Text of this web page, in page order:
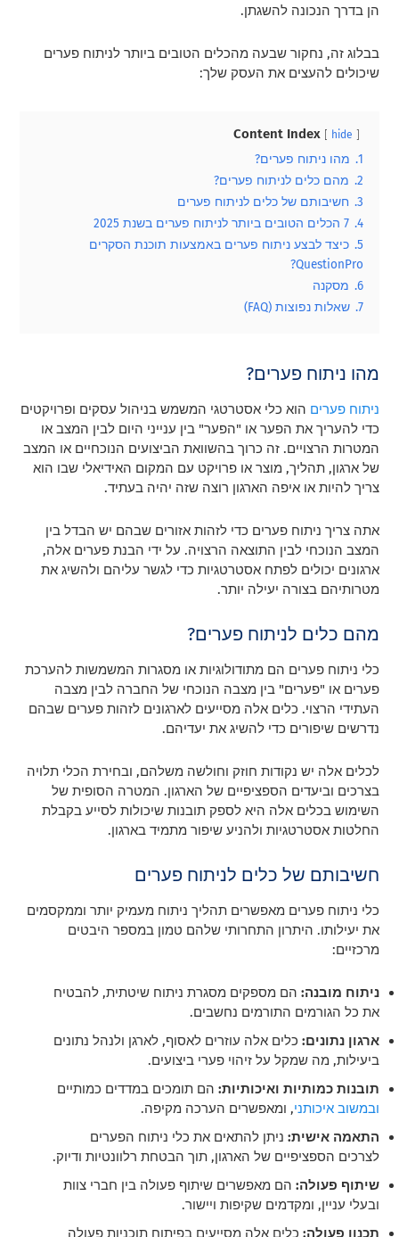
הן בדרך הנכונה להשגתן.
בבלוג זה, נחקור שבעה מהכלים הטובים ביותר לניתוח פערים
שיכולים להעצים את העסק שלך:
Content Index hide
1. מהו ניתוח פערים?
2. מהם כלים לניתוח פערים?
3. חשיבותם של כלים לניתוח פערים
4. 7 הכלים הטובים ביותר לניתוח פערים בשנת 2025
5. כיצד לבצע ניתוח פערים באמצעות תוכנת הסקרים
QuestionPro?
6. מסקנה
7. שאלות נפוצות (FAQ)
מהו ניתוח פערים?
ניתוח פערים הוא כלי אסטרטגי המשמש בניהול עסקים ופרויקטים
כדי להעריך את הפער או "הפער" בין ענייני היום לבין המצב או
המטרות הרצויים. זה כרוך בהשוואת הביצועים הנוכחיים או המצב
של ארגון, תהליך, מוצר או פרויקט עם המקום האידיאלי שבו הוא
צריך להיות או איפה הארגון רוצה שזה יהיה בעתיד.
אתה צריך ניתוח פערים כדי לזהות אזורים שבהם יש הבדל בין
המצב הנוכחי לבין התוצאה הרצויה. על ידי הבנת פערים אלה,
ארגונים יכולים לפתח אסטרטגיות כדי לגשר עליהם ולהשיג את
מטרותיהם בצורה יעילה יותר.
מהם כלים לניתוח פערים?
כלי ניתוח פערים הם מתודולוגיות או מסגרות המשמשות להערכת
פערים או "פערים" בין מצבה הנוכחי של החברה לבין מצבה
העתידי הרצוי. כלים אלה מסייעים לארגונים לזהות פערים שבהם
נדרשים שיפורים כדי להשיג את יעדיהם.
לכלים אלה יש נקודות חוזק וחולשה משלהם, ובחירת הכלי תלויה
בצרכים וביעדים הספציפיים של הארגון. המטרה הסופית של
השימוש בכלים אלה היא לספק תובנות שיכולות לסייע בקבלת
החלטות אסטרטגיות ולהניע שיפור מתמיד בארגון.
חשיבותם של כלים לניתוח פערים
כלי ניתוח פערים מאפשרים תהליך ניתוח מעמיק יותר וממקסמים
את יעילותו. היתרון התחרותי שלהם טמון במספר היבטים
מרכזיים:
ניתוח מובנה: הם מספקים מסגרת ניתוח שיטתית, להבטיח
את כל הגורמים התורמים נחשבים.
ארגון נתונים: כלים אלה עוזרים לאסוף, לארגן ולנהל נתונים
ביעילות, מה שמקל על זיהוי פערי ביצועים.
תובנות כמותיות ואיכותיות: הם תומכים במדדים כמותיים
ובמשוב איכותני, ומאפשרים הערכה מקיפה.
התאמה אישית: ניתן להתאים את כלי ניתוח הפערים
לצרכים הספציפיים של הארגון, תוך הבטחת רלוונטיות ודיוק.
שיתוף פעולה: הם מאפשרים שיתוף פעולה בין חברי צוות
ובעלי עניין, ומקדמים שקיפות ויישור.
תכנון פעולה: כלים אלה מסייעים בפיתוח תוכניות פעולה